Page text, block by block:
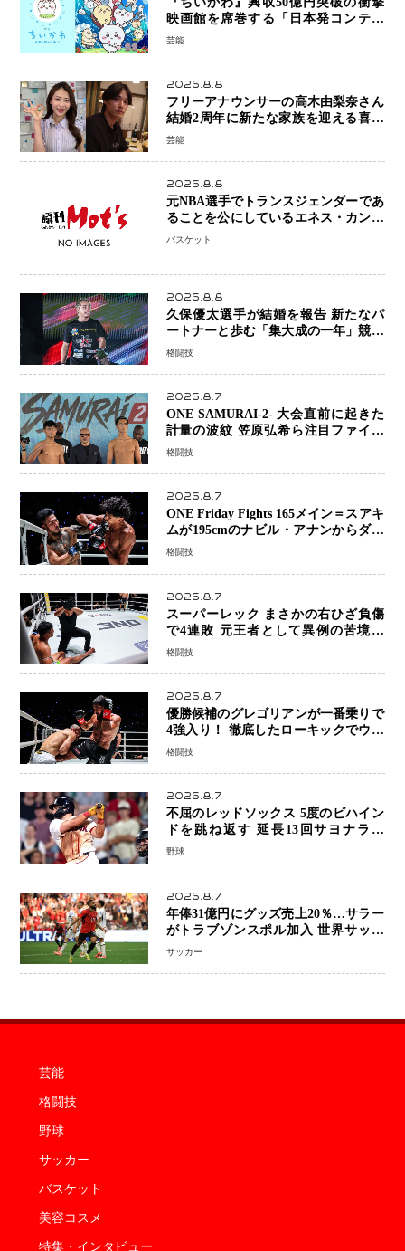
映画館を席巻する「日本発コンテン
ツ」の強さ スパイダーマン、モアナ
芸能
2026.8.8
フリーアナウンサーの高木由梨奈さん
結婚2周年に新たな家族を迎える喜び
を報告 夫・岸田タツヤさんと連名
芸能
2026.8.8
元NBA選手でトランスジェンダーであ
ることを公にしているエネス・カンタ
ーがWNBAドラフト参戦を表明「参加
バスケット
2026.8.8
久保優太選手が結婚を報告 新たなパ
ートナーと歩む「集大成の一年」競技
生活を支える存在に感謝
格闘技
2026.8.7
ONE SAMURAI-2- 大会直前に起きた
計量の波紋 笠原弘希ら注目ファイタ
ーは契約体重で決戦へ、山本歩夢と平
格闘技
2026.8.7
ONE Friday Fights 165メイン＝スアキ
ムが195cmのナビル・アナンからダウ
ン奪取！猛反撃を耐え抜き判定勝利、
格闘技
2026.8.7
スーパーレック まさかの右ひざ負傷
で4連敗 元王者として異例の苦境…
「アクシデント」でも消えない危険信
格闘技
2026.8.7
優勝候補のグレゴリアンが一番乗りで
4強入り！ 徹底したローキックでウス
ビャンを攻略、判定勝利
格闘技
2026.8.7
不屈のレッドソックス 5度のビハイン
ドを跳ね返す 延長13回サヨナラ勝
ち 吉田正尚選手も2安打1打点で貢献 4
野球
2026.8.7
年俸31億円にグッズ売上20％…サラー
がトラブゾンスポル加入 世界サッカ
ーは「五大リーグ一強」から新時代へ
サッカー
芸能
格闘技
野球
サッカー
バスケット
美容コスメ
特集・インタビュー